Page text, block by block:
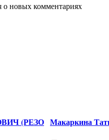
о новых комментариях
(РЕЗО Макаркина